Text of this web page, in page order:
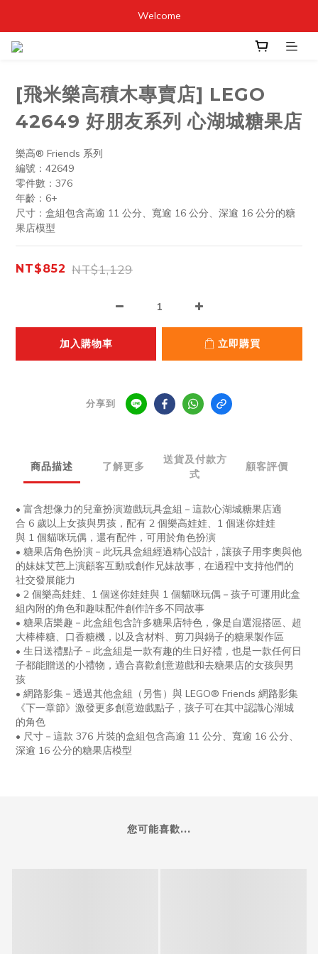
Welcome
[飛米樂高積木專賣店] LEGO
42649 好朋友系列 心湖城糖果店
樂高® Friends 系列
編號：42649
零件數：376
年齡：6+
尺寸：盒組包含高逾 11 公分、寬逾 16 公分、深逾 16 公分的糖
果店模型
NT$852 NT$1,129
加入購物車 立即購買
分享到
商品描述 了解更多
送貨及付款方
式
顧客評價
• 富含想像力的兒童扮演遊戲玩具盒組－這款心湖城糖果店適
合 6 歲以上女孩與男孩，配有 2 個樂高娃娃、 1 個迷你娃娃
與 1 個貓咪玩偶，還有配件，可用於角色扮演
• 糖果店角色扮演－此玩具盒組經過精心設計，讓孩子用李奧與他
的妹妹艾芭上演顧客互動或創作兄妹故事，在過程中支持他們的
社交發展能力
• 2 個樂高娃娃、 1 個迷你娃娃與 1 個貓咪玩偶－孩子可運用此盒
組內附的角色和趣味配件創作許多不同故事
• 糖果店樂趣－此盒組包含許多糖果店特色，像是自選混搭區、超
大棒棒糖、口香糖機，以及含材料、剪刀與鍋子的糖果製作區
• 生日送禮點子－此盒組是一款有趣的生日好禮，也是一款任何日
子都能贈送的小禮物，適合喜歡創意遊戲和去糖果店的女孩與男
孩
• 網路影集－透過其他盒組（另售）與 LEGO® Friends 網路影集
《下一章節》激發更多創意遊戲點子，孩子可在其中認識心湖城
的角色
• 尺寸－這款 376 片裝的盒組包含高逾 11 公分、寬逾 16 公分、
深逾 16 公分的糖果店模型
您可能喜歡...